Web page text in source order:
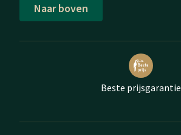
Naar boven
Beste prijsgarantie